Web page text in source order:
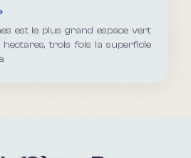
est le plus grand espace vert
trois fois la superficie